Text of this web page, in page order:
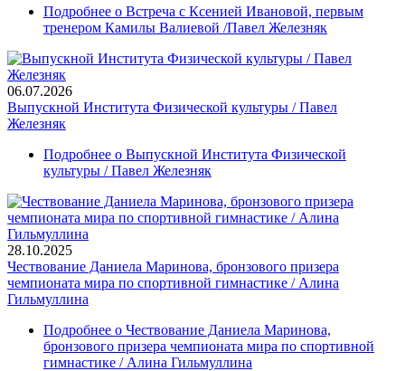
Подробнее о Встреча с Ксенией Ивановой, первым
тренером Камилы Валиевой /Павел Железняк
06.07.2026
Выпускной Института Физической культуры / Павел
Железняк
Подробнее о Выпускной Института Физической
культуры / Павел Железняк
28.10.2025
Чествование Даниела Маринова, бронзового призера
чемпионата мира по спортивной гимнастике / Алина
Гильмуллина
Подробнее о Чествование Даниела Маринова,
бронзового призера чемпионата мира по спортивной
гимнастике / Алина Гильмуллина